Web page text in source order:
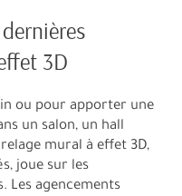
3D
ou pour apporter une
un salon, un hall
mural à effet 3D,
joue sur les
Les agencements